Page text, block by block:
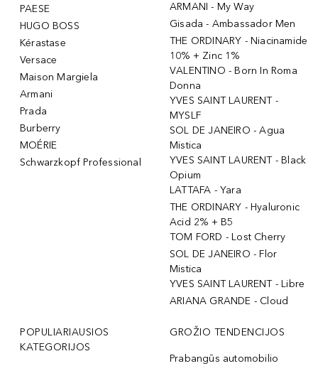
PAESE
HUGO BOSS
Kérastase
Versace
Maison Margiela
Armani
Prada
Burberry
MOÉRIE
Schwarzkopf Professional
ARMANI - My Way
Gisada - Ambassador Men
THE ORDINARY - Niacinamide
10% + Zinc 1%
VALENTINO - Born In Roma
Donna
YVES SAINT LAURENT -
MYSLF
SOL DE JANEIRO - Agua
Mistica
YVES SAINT LAURENT - Black
Opium
LATTAFA - Yara
THE ORDINARY - Hyaluronic
Acid 2% + B5
TOM FORD - Lost Cherry
SOL DE JANEIRO - Flor
Mistica
YVES SAINT LAURENT - Libre
ARIANA GRANDE - Cloud
POPULIARIAUSIOS
KATEGORIJOS
GROŽIO TENDENCIJOS
Prabangūs automobilio